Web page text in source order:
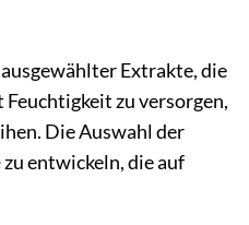
Extrakte, die
zu versorgen,
Die Auswahl der
zu entwickeln, die auf